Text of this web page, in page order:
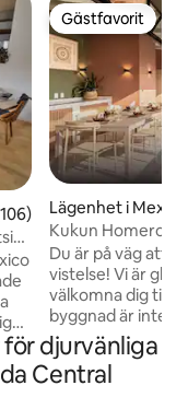
5 i genomsnittligt
Gästfavorit
Gästfavorit
Lägenhet i
Kukun Homero
Du är på väg att
vistelse! Vi är
välkomna dig till
byggnad är inte
utan den berättar
hyllar samtida
kultur. Från
djurvänliga
Central